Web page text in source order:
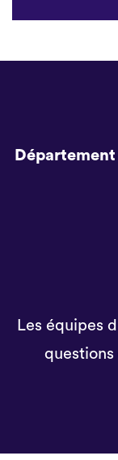
Les équipes
questions